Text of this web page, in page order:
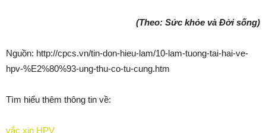
(Theo: Sức khỏe và Đời sống)
Nguồn: http://cpcs.vn/tin-don-hieu-lam/10-lam-tuong-tai-hai-ve-
hpv-%E2%80%93-ung-thu-co-tu-cung.htm
Tìm hiểu thêm thông tin về:
vắc xin HPV